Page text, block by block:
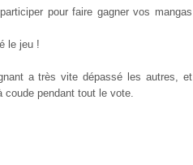
pour faire gagner vos mangas
le jeu !
a très vite dépassé les autres, et
coude pendant tout le vote.